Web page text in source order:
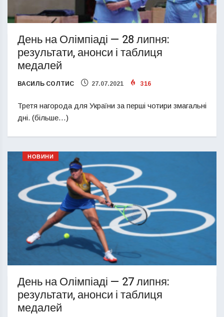
День на Олімпіаді — 28 липня:
результати, анонси і таблиця
медалей
ВАСИЛЬ СОЛТИС 27.07.2021 316
Третя нагорода для України за перші чотири змагальні
дні. (більше…)
НОВИНИ
День на Олімпіаді — 27 липня:
результати, анонси і таблиця
медалей